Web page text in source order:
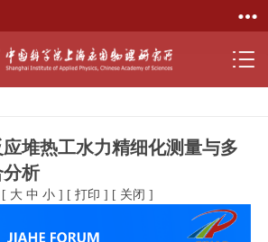
堆热工水力精细化测量与多
分析
[ 大 中 小 ] [ 打印 ] [ 关闭 ]